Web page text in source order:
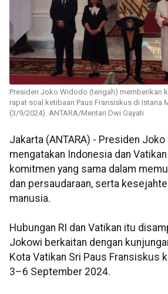
Presiden Joko Widodo (tengah) memberikan
rapat soal ketibaan Paus Fransiskus di Istana
(3/9/2024). ANTARA/Mentari Dwi Gayati
Jakarta (ANTARA) - Presiden
mengatakan Indonesia dan
komitmen yang sama dalam
dan persaudaraan, serta
manusia.
Hubungan RI dan Vatikan itu
Jokowi berkaitan dengan
Kota Vatikan Sri Paus Fransiskus
3–6 September 2024.